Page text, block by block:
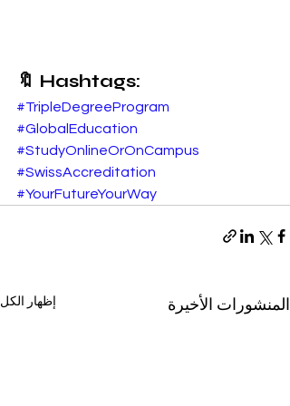
🔖 Hashtags:
#TripleDegreeProgram
#GlobalEducation
#StudyOnlineOrOnCampus
#SwissAccreditation
#YourFutureYourWay
المنشورات الأخيرة إظهار الكل